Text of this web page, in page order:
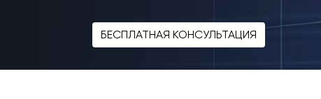
БЕСПЛАТНАЯ КОНСУЛЬТАЦИЯ